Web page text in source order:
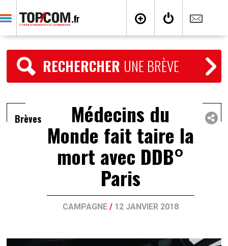
RECHERCHER UNE BRÈVE
Brèves Médecins du
Monde fait taire la
mort avec DDB°
Paris
CAMPAGNE/ 12 JANVIER 2018